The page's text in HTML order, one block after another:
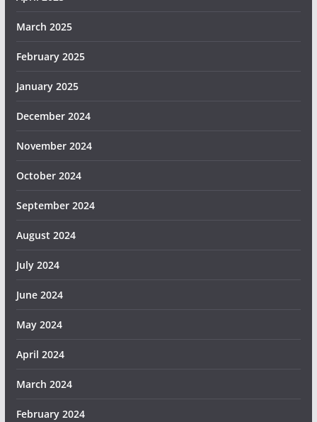
March 2025
February 2025
January 2025
December 2024
November 2024
October 2024
September 2024
August 2024
July 2024
June 2024
May 2024
April 2024
March 2024
February 2024